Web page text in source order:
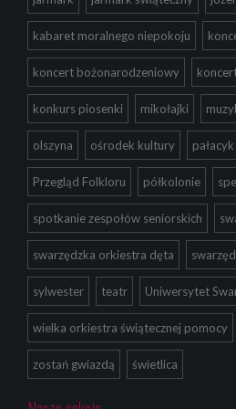
kabaret moralnego niepokoju
koncert bożonarodzeniowy
konkurs piosenki mikołajki
olszyna ośrodek kultury
Przegląd Folkloru półkolonie
spotkanie zespołów seniorskich
swarzędzka orkiestra dęta
sylwester teatr Uniwersytet
wielka orkiestra świątecznej pomocy
zostań gwiazdą świetlica